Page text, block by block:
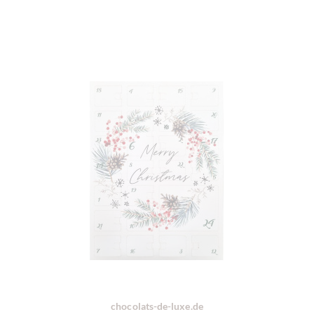
chocolats-de-luxe.de